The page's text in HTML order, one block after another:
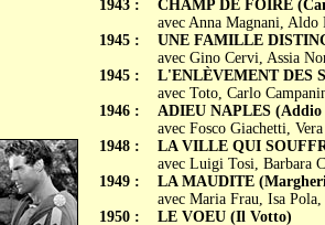
1943 :
1945 :
1945 :
1946 :
1948 :
1949 :
1950 :
CHAMP DE FOIRE
avec Anna Magnani,
UNE FAMILLE
avec Gino Cervi, Assia
L'ENLÈVEMENT DES
avec Toto, Carlo
ADIEU NAPLES
avec Fosco Giachetti,
LA VILLE QUI
avec Luigi Tosi, Barbara
LA MAUDITE
avec Maria Frau, Isa
LE VOEU (Il Votto)